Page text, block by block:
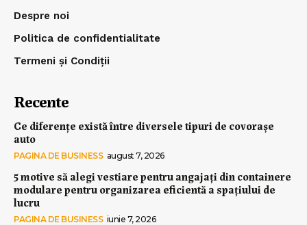
Despre noi
Politica de confidentialitate
Termeni și Condiții
Recente
Ce diferențe există între diversele tipuri de covorașe
auto
PAGINA DE BUSINESS august 7, 2026
5 motive să alegi vestiare pentru angajați din containere
modulare pentru organizarea eficientă a spațiului de
lucru
PAGINA DE BUSINESS iunie 7, 2026